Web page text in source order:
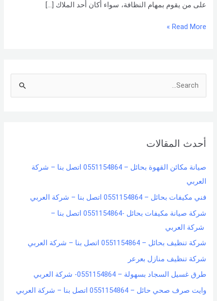
على من يقوم بمهام النظافة، سواء أكان أحد الملاك […]
Read More »
c
f
o
r
:
أحدث المقالات
صيانة مكائن القهوة بحائل – 0551154864 اتصل بنا – شركة
العربي
فني مكيفات بحائل – 0551154864 اتصل بنا – شركة العربي
شركة صيانة مكيفات بحائل -0551154864 اتصل بنا –
شركة العربي
شركة تنظيف بحائل – 0551154864 اتصل بنا – شركة العربي
شركة تنظيف منازل بعرعر
طرق غسيل السجاد بسهولة – 0551154864- شركة العربي
وايت صرف صحي حائل – 0551154864 اتصل بنا – شركة العربي